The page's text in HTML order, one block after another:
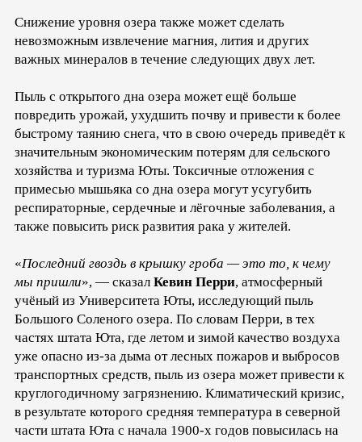
Снижение уровня озера также может сделать
невозможным извлечение магния, лития и других
важных минералов в течение следующих двух лет.
Пыль с открытого дна озера может ещё больше
повредить урожай, ухудшить почву и привести к более
быстрому таянию снега, что в свою очередь приведёт к
значительным экономическим потерям для сельского
хозяйства и туризма Юты. Токсичные отложения с
примесью мышьяка со дна озера могут усугубить
респираторные, сердечные и лёгочные заболевания, а
также повысить риск развития рака у жителей.
«Последний гвоздь в крышку гроба — это то, к чему
мы пришли», — сказал Кевин Перри, атмосферный
учёный из Университета Юты, исследующий пыль
Большого Соленого озера. По словам Перри, в тех
частях штата Юта, где летом и зимой качество воздуха
уже опасно из-за дыма от лесных пожаров и выбросов
транспортных средств, пыль из озера может привести к
круглогодичному загрязнению. Климатический кризис,
в результате которого средняя температура в северной
части штата Юта с начала 1900-х годов повысилась на